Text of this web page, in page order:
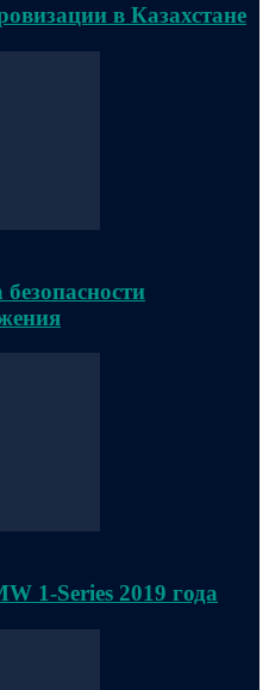
в Казахстане
1-Series 2019 года